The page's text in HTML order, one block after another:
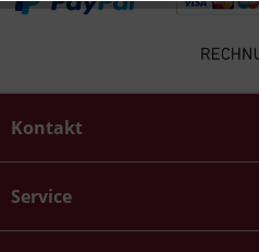
Kontakt
Service